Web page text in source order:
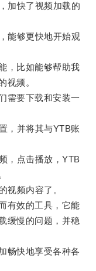
快了视频加载的
够更快地开始观
比如能够帮助我
视频。
要下载和安装一
并将其与YTB账
点击播放，YTB
频内容了。
效的工具，它能
缓慢的问题，并稳
快地享受各种各